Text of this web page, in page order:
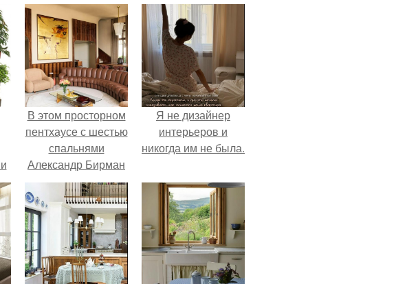
В этом просторном
пентхаусе с шестью
спальнями
Александр Бирман
живет со своей
семьей.
Я не дизайнер
интерьеров и
никогда им не была.